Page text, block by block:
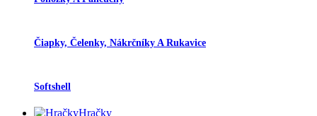
Čiapky, Čelenky, Nákrčníky A Rukavice
Softshell
Hračky